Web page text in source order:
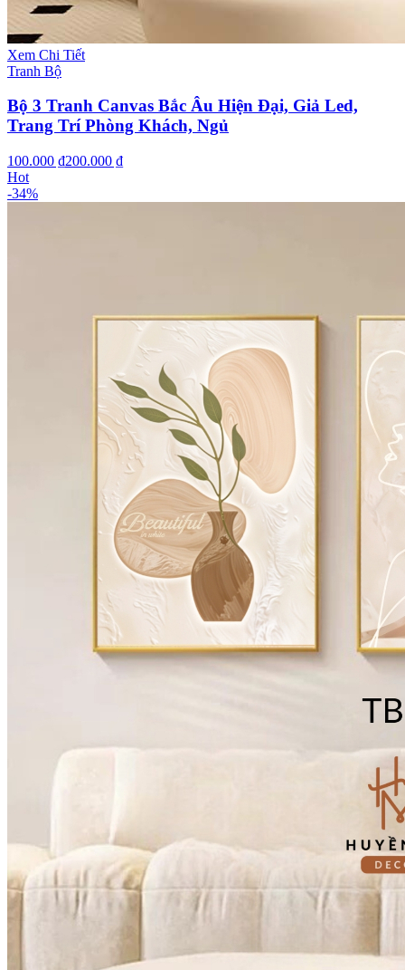
Xem Chi Tiết
Tranh Bộ
Bộ 3 Tranh Canvas Bắc Âu Hiện Đại, Giả Led,
Trang Trí Phòng Khách, Ngủ
100.000 ₫200.000 ₫
Hot
-34%